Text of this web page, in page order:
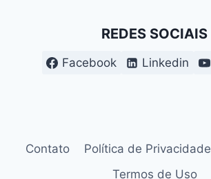
REDES SOCIAIS
Facebook Linkedin
Contato Política de Privacidade
Termos de Uso